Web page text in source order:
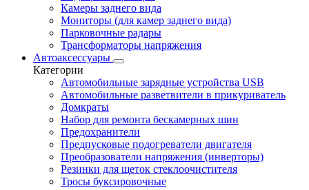
Камеры заднего вида
Мониторы (для камер заднего вида)
Парковочные радары
Трансформаторы напряжения
Автоаксессуары
Категории
Автомобильные зарядные устройства USB
Автомобильные разветвители в прикуриватель
Домкраты
Набор для ремонта бескамерных шин
Предохранители
Предпусковые подогреватели двигателя
Преобразователи напряжения (инверторы)
Резинки для щеток стеклоочистителя
Тросы буксировочные